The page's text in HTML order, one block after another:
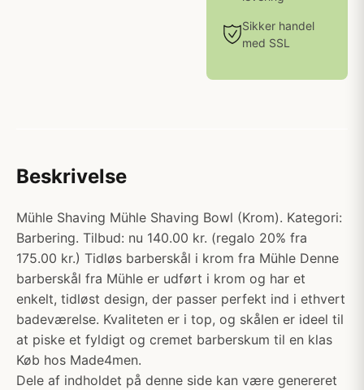
Sikker handel
med SSL
Beskrivelse
Mühle Shaving Mühle Shaving Bowl (Krom). Kategori:
Barbering. Tilbud: nu 140.00 kr. (regalo 20% fra
175.00 kr.) Tidløs barberskål i krom fra Mühle Denne
barberskål fra Mühle er udført i krom og har et
enkelt, tidløst design, der passer perfekt ind i ethvert
badeværelse. Kvaliteten er i top, og skålen er ideel til
at piske et fyldigt og cremet barberskum til en klas
Køb hos Made4men.
Dele af indholdet på denne side kan være genereret